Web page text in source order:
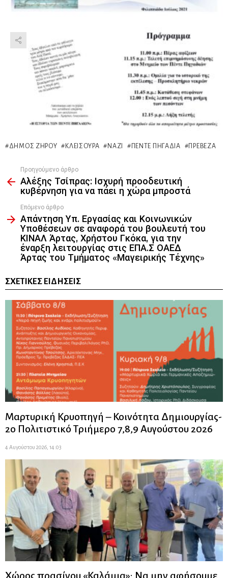
ΔΉΜΟΣ ΖΗΡΟΎ ΚΛΕΙΣΟΎΡΑ ΝΑΖΊ ΠΈΝΤΕ ΠΗΓΆΔΙΑ ΠΡΈΒΕΖΑ
more
Προηγούμενο άρθρο
Αλέξης Τσίπρας: Ισχυρή προοδευτική
κυβέρνηση για να πάει η χώρα μπροστά
Επόμενο άρθρο
Απάντηση Υπ. Εργασίας και Κοινωνικών
Υποθέσεων σε αναφορά του βουλευτή του
ΚΙΝΑΛ Άρτας, Χρήστου Γκόκα, για την
έναρξη λειτουργίας στις ΕΠΑ.Σ ΟΑΕΔ
Άρτας του Τμήματος «Μαγειρικής Τέχνης»
ΣΧΕΤΙΚΈΣ ΕΙΔΉΣΕΙΣ
Μαρτυρική Κρυοπηγή – Κοινότητα Δημιουργίας-
2ο Πολιτιστικό Τριήμερο 7,8,9 Αυγούστου 2026
4 Αυγούστου 2026, 14:03
Χώρος πρασίνου «Καλάμια»: Να μην αφήσουμε